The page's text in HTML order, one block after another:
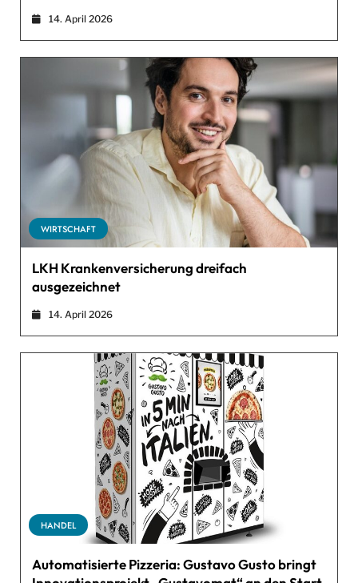
14. April 2026
WIRTSCHAFT
LKH Krankenversicherung dreifach
ausgezeichnet
14. April 2026
HANDEL
Automatisierte Pizzeria: Gustavo Gusto bringt